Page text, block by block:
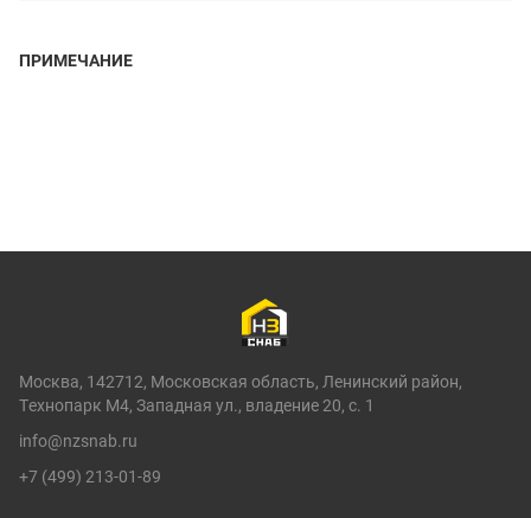
ПРИМЕЧАНИЕ
Москва, 142712, Московская область, Ленинский район,
Технопарк М4, Западная ул., владение 20, с. 1
info@nzsnab.ru
+7 (499) 213-01-89